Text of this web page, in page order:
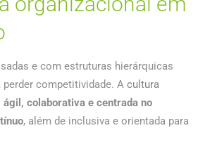
e com estruturas hierárquicas
perder competitividade. A cultura
ágil, colaborativa e centrada no
, além de inclusiva e orientada para